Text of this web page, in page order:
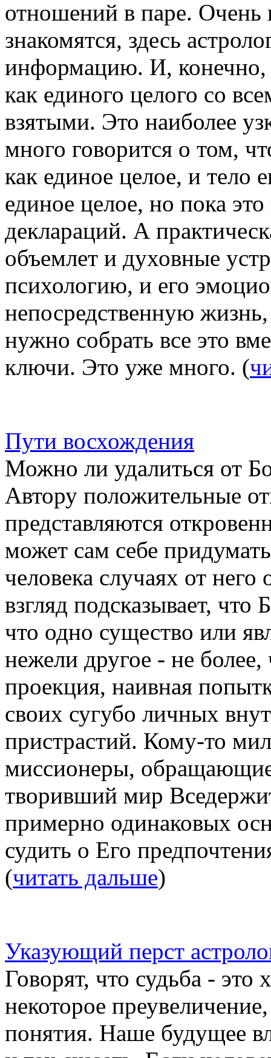
отношений в паре. Очень
знакомятся, здесь
информацию. И, конечно,
как единого целого со
взятыми. Это наиболее
много говорится о том,
как единое целое, и тело
единое целое, но пока
деклараций. А
объемлет и духовные
психологию, и его
непосредственную
нужно собрать все это
ключи. Это уже много. (
Пути восхождения
Можно ли удалиться от
Автору положительные
представляются
может сам себе
человека случаях от него
взгляд подсказывает, что
что одно существо или
нежели другое - не
проекция, наивная
своих сугубо личных
пристрастий. Кому-то
миссионеры,
творивший мир
примерно одинаковых
судить о Его
(читать дальше)
Указующий перст
Говорят, что судьба -
некоторое
понятия. Наше будущее